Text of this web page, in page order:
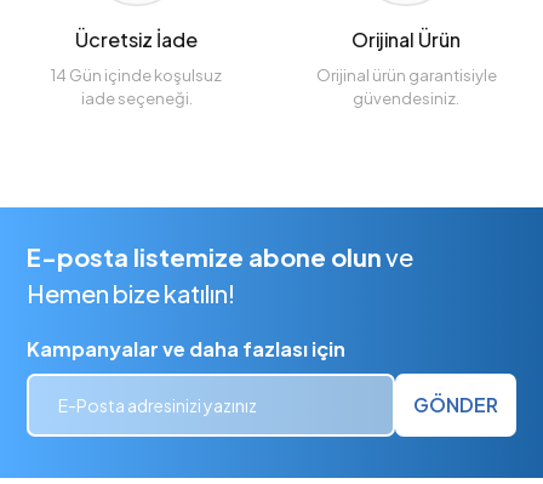
Ücretsiz İade
14 Gün içinde koşulsuz
iade seçeneği.
Orijinal Ürün
Orijinal ürün garantisiyle
güvendesiniz.
E-posta listemize abone olunve
Hemen bize katılın!
Kampanyalar ve daha fazlası için
GÖNDER